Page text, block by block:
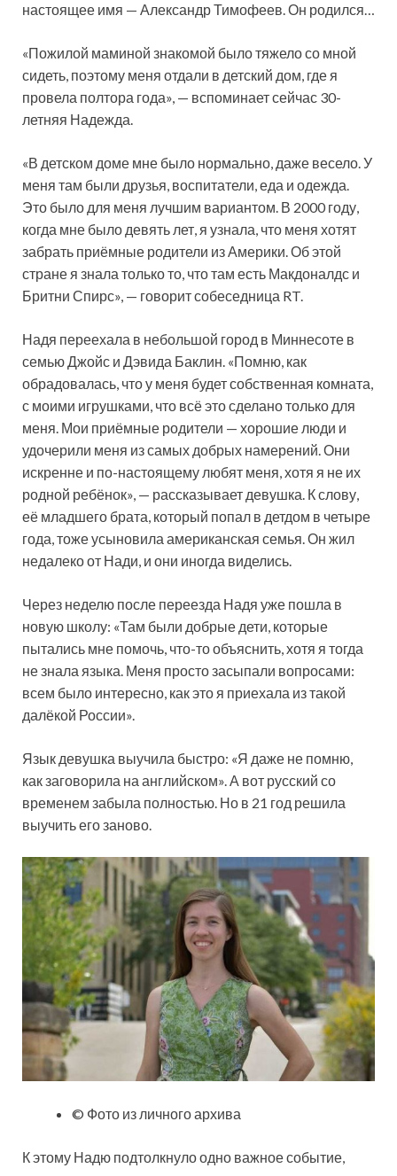
настоящее имя — Александр Тимофеев. Он родился…
«Пожилой маминой знакомой было тяжело со мной
сидеть, поэтому меня отдали в детский дом, где я
провела полтора года», — вспоминает сейчас 30-
летняя Надежда.
«В детском доме мне было нормально, даже весело. У
меня там были друзья, воспитатели, еда и одежда.
Это было для меня лучшим вариантом. В 2000 году,
когда мне было девять лет, я узнала, что меня хотят
забрать приёмные родители из Америки. Об этой
стране я знала только то, что там есть Макдоналдс и
Бритни Спирс», — говорит собеседница RT.
Надя переехала в небольшой город в Миннесоте в
семью Джойс и Дэвида Баклин. «Помню, как
обрадовалась, что у меня будет собственная комната,
с моими игрушками, что всё это сделано только для
меня. Мои приёмные родители — хорошие люди и
удочерили меня из самых добрых намерений. Они
искренне и по-настоящему любят меня, хотя я не их
родной ребёнок», — рассказывает девушка. К слову,
её младшего брата, который попал в детдом в четыре
года, тоже усыновила американская семья. Он жил
недалеко от Нади, и они иногда виделись.
Через неделю после переезда Надя уже пошла в
новую школу: «Там были добрые дети, которые
пытались мне помочь, что-то объяснить, хотя я тогда
не знала языка. Меня просто засыпали вопросами:
всем было интересно, как это я приехала из такой
далёкой России».
Язык девушка выучила быстро: «Я даже не помню,
как заговорила на английском». А вот русский со
временем забыла полностью. Но в 21 год решила
выучить его заново.
© Фото из личного архива
К этому Надю подтолкнуло одно важное событие,